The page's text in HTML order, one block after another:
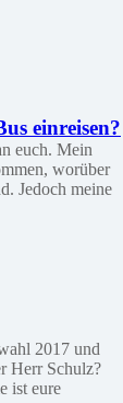
einreisen?
euch. Mein
worüber
Jedoch meine
2017 und
Herr Schulz?
ist eure